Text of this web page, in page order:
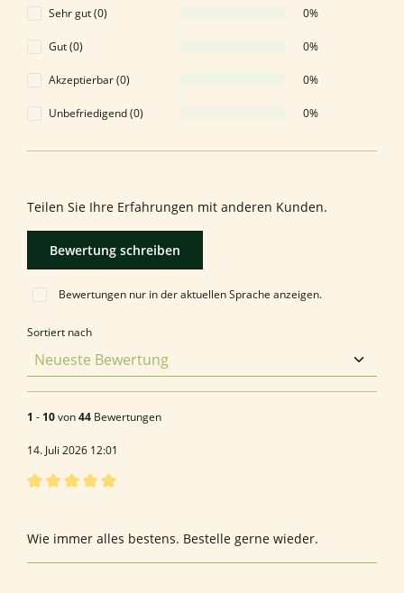
Sehr gut (0) 0%
Gut (0) 0%
Akzeptierbar (0) 0%
Unbefriedigend (0) 0%
Teilen Sie Ihre Erfahrungen mit anderen Kunden.
Bewertung schreiben
Bewertungen nur in der aktuellen Sprache anzeigen.
Sortiert nach
1 - 10von44 Bewertungen
14. Juli 2026 12:01
Wie immer alles bestens. Bestelle gerne wieder.